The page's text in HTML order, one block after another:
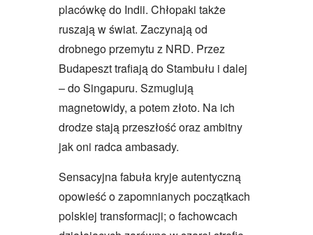
placówkę do Indii. Chłopaki także
ruszają w świat. Zaczynają od
drobnego przemytu z NRD. Przez
Budapeszt trafiają do Stambułu i dalej
– do Singapuru. Szmuglują
magnetowidy, a potem złoto. Na ich
drodze stają przeszłość oraz ambitny
jak oni radca ambasady.
Sensacyjna fabuła kryje autentyczną
opowieść o zapomnianych początkach
polskiej transformacji; o fachowcach